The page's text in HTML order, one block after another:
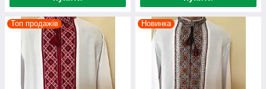
Топ продажів Новинка